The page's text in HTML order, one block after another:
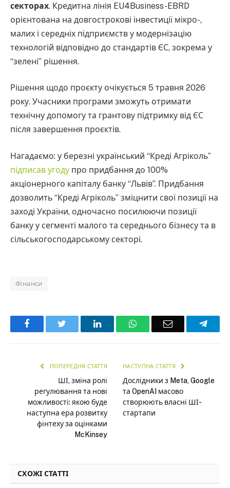
секторах. Кредитна лінія EU4Business-EBRD
орієнтована на довгострокові інвестиції мікро-,
малих і середніх підприємств у модернізацію
технологій відповідно до стандартів ЄС, зокрема у
“зелені” рішення.
Рішення щодо проєкту очікується 5 травня 2026
року. Учасники програми зможуть отримати
технічну допомогу та грантову підтримку від ЄС
після завершення проєктів.
Нагадаємо: у березні український “Креді Агріколь”
підписав угоду про придбання до 100%
акціонерного капіталу банку “Львів”. Придбання
дозволить “Креді Агріколь” зміцнити свої позиції на
заході України, одночасно посилюючи позиції
банку у сегменті малого та середнього бізнесу та в
сільськогосподарському секторі.
Фінанси
Facebook LinkedInWhatsAppEmail
ПОПЕРЕДНЯ СТАТТЯ
ШІ, зміна ролі
регулювання та нові
можливості: якою буде
наступна ера розвитку
фінтеху за оцінками
McKinsey
НАСТУПНА СТАТТЯ
Дослідники з Meta, Google
та OpenAI масово
створюють власні ШІ-
стартапи
СХОЖІ СТАТТІ